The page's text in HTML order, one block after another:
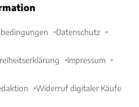
Datenschutz
Impressum
Widerruf digitaler Käufe